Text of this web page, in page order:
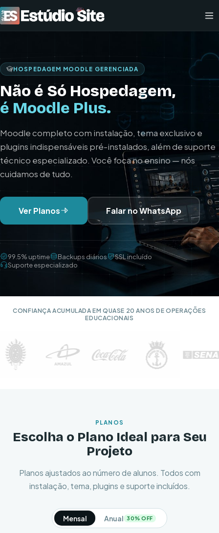
HOSPEDAGEM MOODLE GERENCIADA
Não é Só Hospedagem,
é Moodle Plus.
Moodle completo com instalação, tema exclusivo e
plugins indispensáveis pré-instalados, além de suporte
técnico especializado. Você foca no ensino — nós
cuidamos de tudo.
Ver Planos Falar no WhatsApp
99.5% uptime Backups diários
SSL incluído
Suporte especializado
CONFIANÇA ACUMULADA EM QUASE 20 ANOS DE OPERAÇÕES
EDUCACIONAIS
PLANOS
Escolha o Plano Ideal para Seu
Projeto
Planos ajustados ao número de alunos. Todos com
instalação, tema, plugins e suporte incluídos.
Mensal Anual 30% OFF